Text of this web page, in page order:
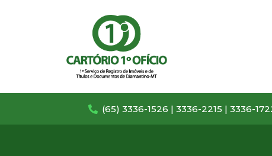
(65) 3336-1526 | 3336-2215 | 3336-